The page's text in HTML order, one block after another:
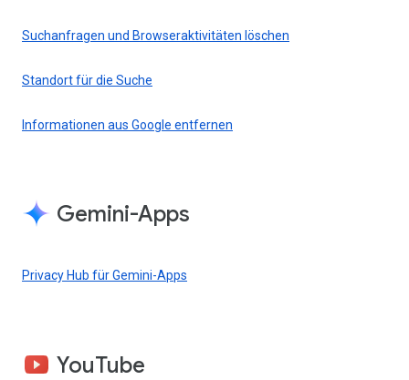
Suchanfragen und Browseraktivitäten löschen
Standort für die Suche
Informationen aus Google entfernen
Gemini-Apps
Privacy Hub für Gemini-Apps
YouTube